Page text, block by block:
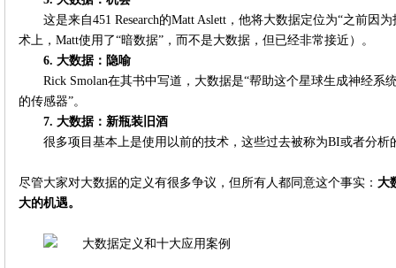
这是来自451 Research的Matt Aslett，他将大数据定位为“之前因
术上，Matt使用了“暗数据”，而不是大数据，但已经非常接近）。
6. 大数据：隐喻
Rick Smolan在其书中写道，大数据是“帮助这个星球生成神经系
的传感器”。
7. 大数据：新瓶装旧酒
很多项目基本上是使用以前的技术，这些过去被称为BI或者分析
尽管大家对大数据的定义有很多争议，但所有人都同意这个事实： 大
大的机遇。